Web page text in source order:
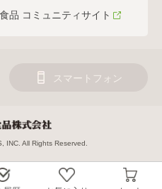
品 コミュニティサイト
スマートフォン
INC. All Rights Reserved.